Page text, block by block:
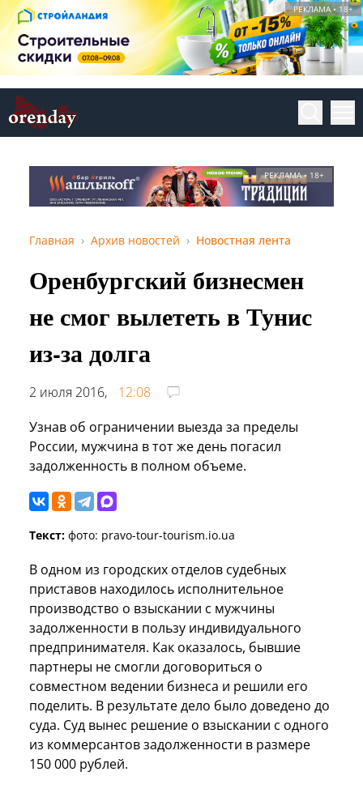
РЕКЛАМА • 18+
РЕКЛАМА • 18+
Главная Архив новостей Новостная лента
Оренбургский бизнесмен
не смог вылететь в Тунис
из-за долга
2 июля 2016,
12:08
Узнав об ограничении выезда за пределы
России, мужчина в тот же день погасил
задолженность в полном объеме.
Текст: фото: pravo-tour-tourism.io.ua
В одном из городских отделов судебных
приставов находилось исполнительное
производство о взыскании с мужчины
задолженности в пользу индивидуального
предпринимателя. Как оказалось, бывшие
партнеры не смогли договориться о
совместном ведении бизнеса и решили его
поделить. В результате дело было доведено до
суда. Суд вынес решение о взыскании с одного
из коммерсантов задолженности в размере
150 000 рублей.